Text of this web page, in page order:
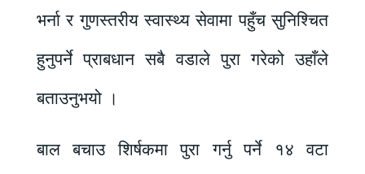
भर्ना र गुणस्तरीय स्वास्थ्य सेवामा पहुँच सुनिश्चित
हुनुपर्ने प्राबधान सबै वडाले पुरा गरेको उहाँले
बताउनुभयो ।
बाल बचाउ शिर्षकमा पुरा गर्नु पर्ने १४ वटा